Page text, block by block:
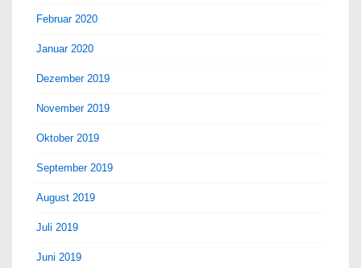
Februar 2020
Januar 2020
Dezember 2019
November 2019
Oktober 2019
September 2019
August 2019
Juli 2019
Juni 2019